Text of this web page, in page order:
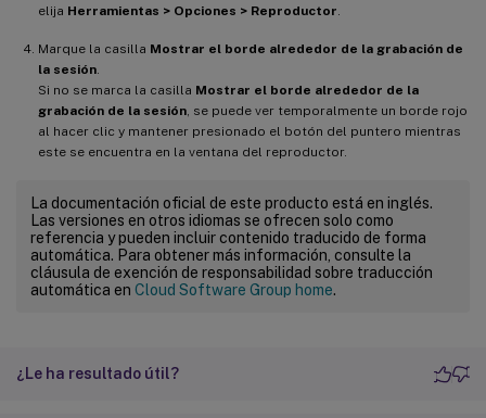
elija Herramientas > Opciones > Reproductor.
Marque la casilla Mostrar el borde alrededor de la grabación de
la sesión.
Si no se marca la casilla Mostrar el borde alrededor de la
grabación de la sesión, se puede ver temporalmente un borde rojo
al hacer clic y mantener presionado el botón del puntero mientras
este se encuentra en la ventana del reproductor.
La documentación oficial de este producto está en inglés.
Las versiones en otros idiomas se ofrecen solo como
referencia y pueden incluir contenido traducido de forma
automática. Para obtener más información, consulte la
cláusula de exención de responsabilidad sobre traducción
automática en Cloud Software Group home.
¿Le ha resultado útil?